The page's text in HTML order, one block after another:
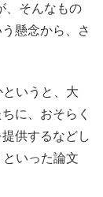
、そんなもの
懸念から、さ
いうと、大
に、おそらく
供するなどし
いった論文